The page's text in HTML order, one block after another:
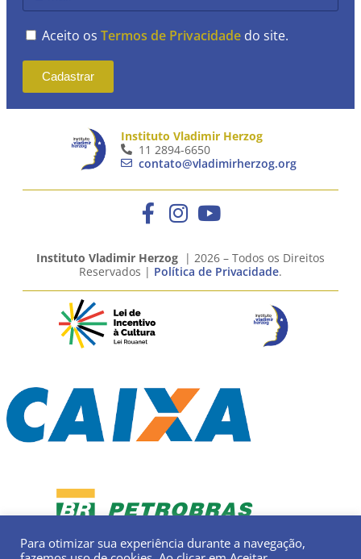
Aceito os Termos de Privacidade do site.
Cadastrar
Instituto Vladimir Herzog
11 2894-6650
contato@vladimirherzog.org
Instituto Vladimir Herzog | 2026 – Todos os Direitos
Reservados | Política de Privacidade.
Para otimizar sua experiência durante a navegação,